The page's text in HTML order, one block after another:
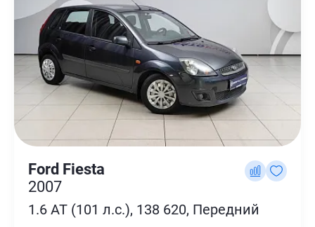
Ford Fiesta
2007
1.6 AT (101 л.с.), 138 620, Передний